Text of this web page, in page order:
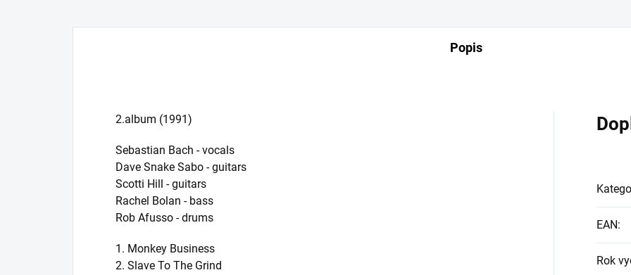
Popis
2.album (1991)
Sebastian Bach - vocals
Dave Snake Sabo - guitars
Scotti Hill - guitars
Rachel Bolan - bass
Rob Afusso - drums
1. Monkey Business
2. Slave To The Grind
EAN:
Rok